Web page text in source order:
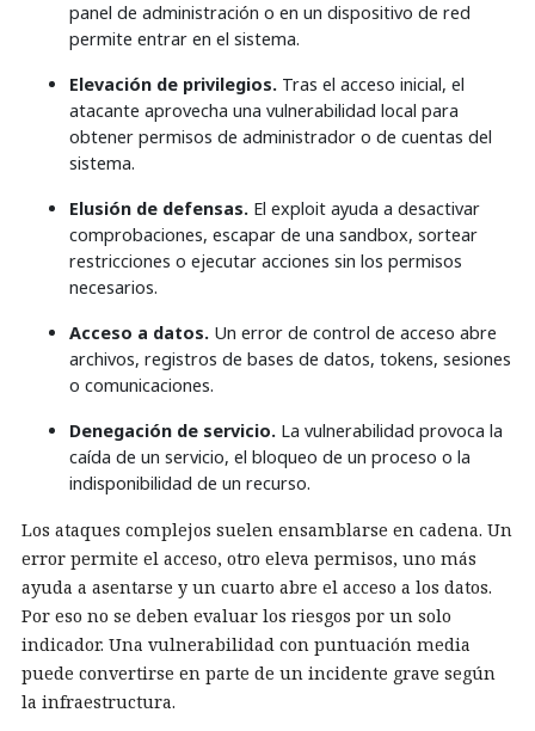
panel de administración o en un dispositivo de red
permite entrar en el sistema.
Elevación de privilegios. Tras el acceso inicial, el
atacante aprovecha una vulnerabilidad local para
obtener permisos de administrador o de cuentas del
sistema.
Elusión de defensas. El exploit ayuda a desactivar
comprobaciones, escapar de una sandbox, sortear
restricciones o ejecutar acciones sin los permisos
necesarios.
Acceso a datos. Un error de control de acceso abre
archivos, registros de bases de datos, tokens, sesiones
o comunicaciones.
Denegación de servicio. La vulnerabilidad provoca la
caída de un servicio, el bloqueo de un proceso o la
indisponibilidad de un recurso.
Los ataques complejos suelen ensamblarse en cadena. Un
error permite el acceso, otro eleva permisos, uno más
ayuda a asentarse y un cuarto abre el acceso a los datos.
Por eso no se deben evaluar los riesgos por un solo
indicador. Una vulnerabilidad con puntuación media
puede convertirse en parte de un incidente grave según
la infraestructura.